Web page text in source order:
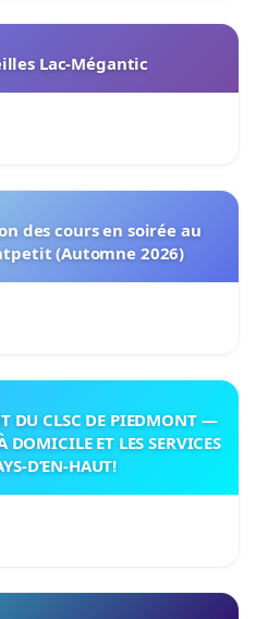
Lac-Mégantic
des cours en soirée au
(Automne 2026)
DU CLSC DE PIEDMONT —
DOMICILE ET LES SERVICES
D’EN-HAUT!